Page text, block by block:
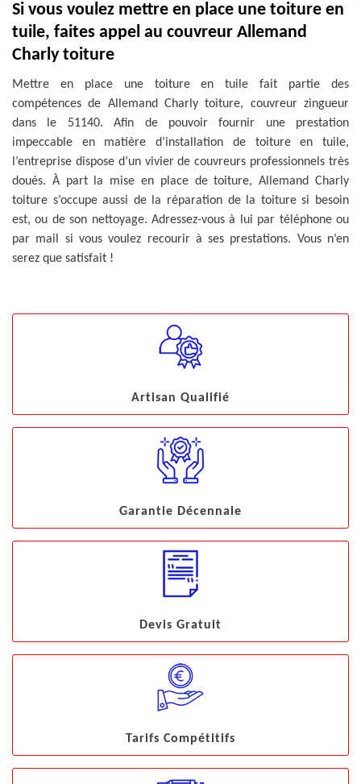
Si vous voulez mettre en place une toiture en
tuile, faites appel au couvreur Allemand
Charly toiture
Mettre en place une toiture en tuile fait partie des
compétences de Allemand Charly toiture, couvreur zingueur
dans le 51140. Afin de pouvoir fournir une prestation
impeccable en matière d’installation de toiture en tuile,
l’entreprise dispose d’un vivier de couvreurs professionnels très
doués. À part la mise en place de toiture, Allemand Charly
toiture s’occupe aussi de la réparation de la toiture si besoin
est, ou de son nettoyage. Adressez-vous à lui par téléphone ou
par mail si vous voulez recourir à ses prestations. Vous n’en
serez que satisfait !
Artisan Qualifié
Garantie Décennale
Devis Gratuit
Tarifs Compétitifs